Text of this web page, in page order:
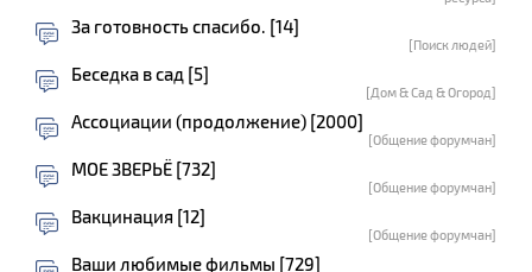
За готовность спасибо. [14]
[Поиск людей]
Беседка в сад [5]
[Дом & Сад & Огород]
Ассоциации (продолжение) [2000]
[Общение форумчан]
МОЕ ЗВЕРЬЁ [732]
[Общение форумчан]
Вакцинация [12]
[Общение форумчан]
Ваши любимые фильмы [729]